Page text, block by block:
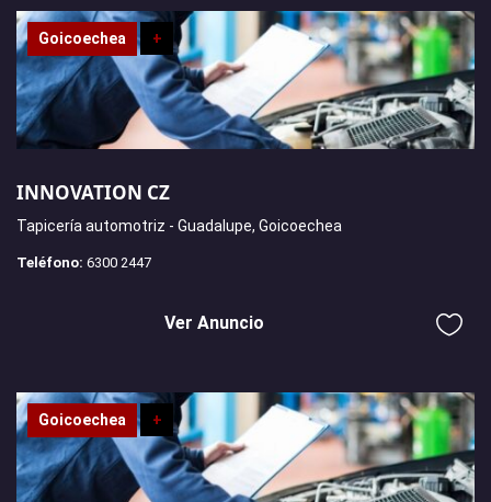
Goicoechea +
INNOVATION CZ
Tapicería automotriz - Guadalupe, Goicoechea
Teléfono: 6300 2447
Ver Anuncio
Goicoechea +